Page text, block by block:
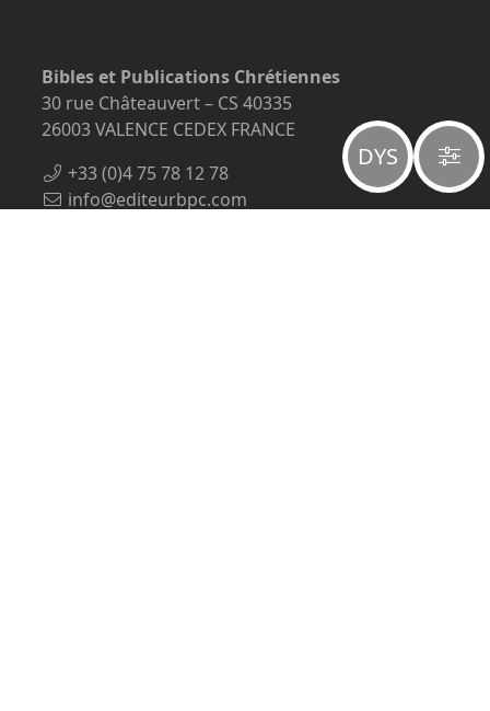
DYS
Bibles et Publications Chrétiennes
30 rue Châteauvert – CS 40335
26003 VALENCE CEDEX FRANCE
+33 (0)4 75 78 12 78
info@editeurbpc.com